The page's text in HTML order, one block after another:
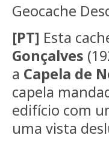
Geocache
[PT] Esta
Gonçalves
a Capela de
capela
edifício com
uma vista